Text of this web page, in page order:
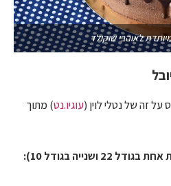
לאוהבי שוקולד
זה של נטלי לוין (עוגיו.נט) מתוך
בגודל 10):